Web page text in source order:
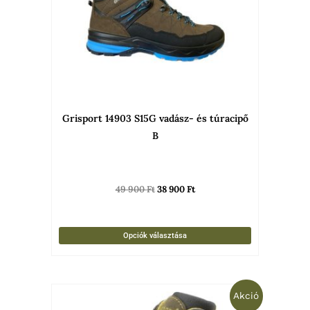
Grisport 14903 S15G vadász- és túracipő
B
49 900Ft 38 900Ft
Opciók választása
Akció
Original
price
price
Ennek